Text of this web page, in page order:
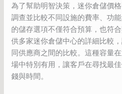
為了幫助明智決策，迷你倉儲價
調查並比較不同設施的費率、功
的儲存選項不僅符合預算，也符
供多家迷你倉儲中心的詳細比較
同供應商之間的比較。這種容量
場中特別有用，讓客戶在尋找最
錢與時間。